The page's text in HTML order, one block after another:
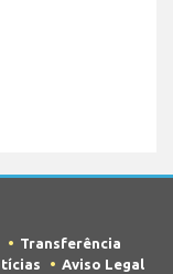
Transferência
Aviso Legal